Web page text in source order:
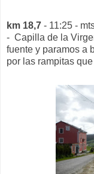
km 18,7 - 11:25 -
- Capilla de la
fuente y paramos a
por las rampitas